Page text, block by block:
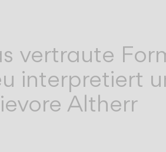
vertraute
interpretiert
Altherr